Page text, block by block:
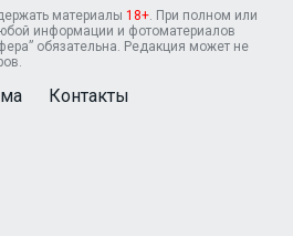
материалы 18+ . При полном или
информации и фотоматериалов
обязательна. Редакция может не
Контакты